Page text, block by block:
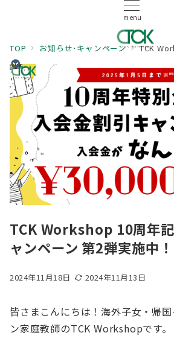
menu
TOP お知らせ･キャンペーン TCK Workshop 10周
TCK Workshop 10周年
ャンペーン 第2弾実施中
2024年11月18日 2024年11月13日
皆さまこんにちは！海外子女・帰
ン家庭教師のTCK Workshopです。